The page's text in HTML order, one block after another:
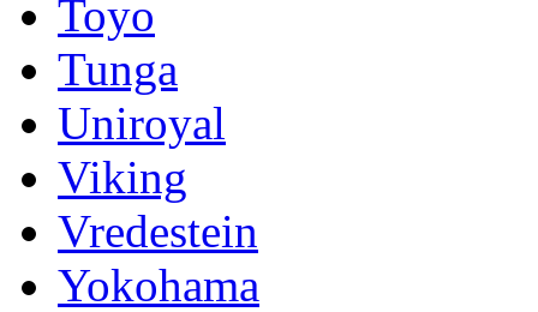
Toyo
Tunga
Uniroyal
Viking
Vredestein
Yokohama